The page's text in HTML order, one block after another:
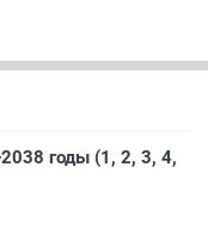
годы (1, 2, 3, 4,